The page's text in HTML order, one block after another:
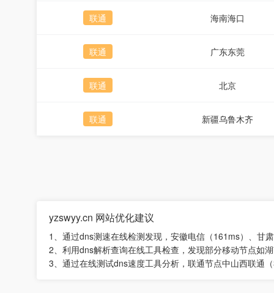
联通 海南海口
联通 广东东莞
联通 北京
联通 新疆乌鲁木齐
yzswyy.cn 网站优化建议
1、通过dns测速在线检测发现，安徽电信（161ms）、甘
2、利用dns解析查询在线工具检查，发现部分移动节点如
3、通过在线测试dns速度工具分析，联通节点中山西联通